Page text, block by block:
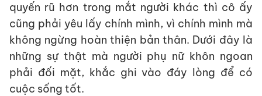
quyến rũ hơn trong mắt người khác thì cô ấy
cũng phải yêu lấy chính mình, vì chính mình mà
không ngừng hoàn thiện bản thân. Dưới đây là
những sự thật mà người phụ nữ khôn ngoan
phải đối mặt, khắc ghi vào đáy lòng để có
cuộc sống tốt.